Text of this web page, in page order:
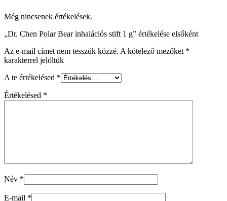
Még nincsenek értékelések.
„Dr. Chen Polar Bear inhalációs stift 1 g” értékelése elsőként
Az e-mail címet nem tesszük közzé. A kötelező mezőket *
karakterrel jelöltük
A te értékelésed *
Értékelésed *
Név *
E-mail *